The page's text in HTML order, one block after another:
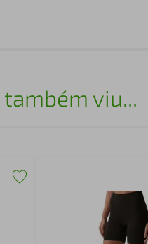
viu...